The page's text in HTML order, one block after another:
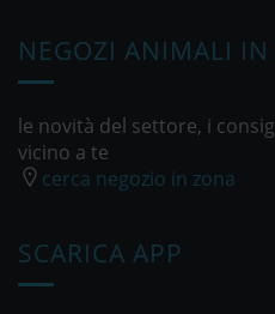
NEGOZI ANIMALI
le novità del settore, i
vicino a te
cerca negozio in zona
SCARICA APP